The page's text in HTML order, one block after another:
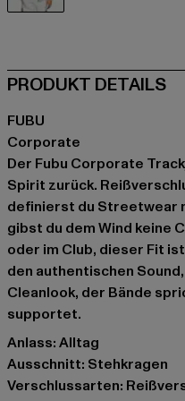
PRODUKT DETAILS
FUBU
Corporate
Der Fubu Corporate
Spirit zurück.
definierst du Streetwear
gibst du dem Wind keine
oder im Club, dieser Fit
den authentischen
Cleanlook, der Bände
supportet.
Anlass: Alltag
Ausschnitt: Stehkragen
Verschlussarten: